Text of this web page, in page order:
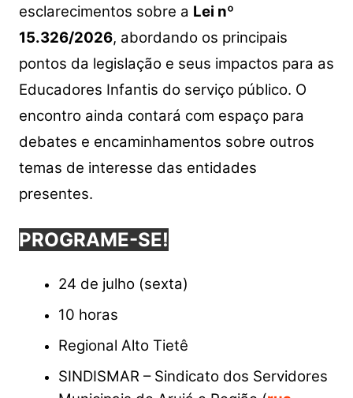
esclarecimentos sobre a Lei nº
15.326/2026, abordando os principais
pontos da legislação e seus impactos para as
Educadores Infantis do serviço público. O
encontro ainda contará com espaço para
debates e encaminhamentos sobre outros
temas de interesse das entidades
presentes.
PROGRAME-SE!
24 de julho (sexta)
10 horas
Regional Alto Tietê
SINDISMAR – Sindicato dos Servidores